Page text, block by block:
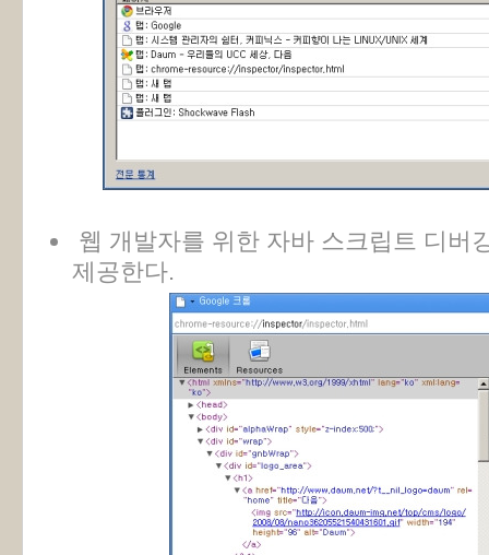
웹 개발자를 위한 자바 스크립트 디버
제공한다.